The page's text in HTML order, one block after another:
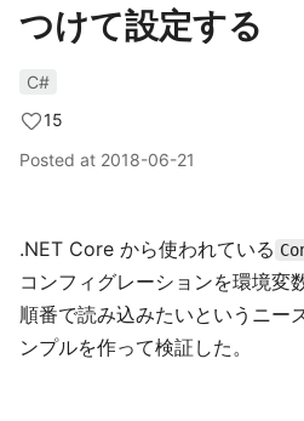
つけて設定する
C#
15
Posted at 2018-06-21
.NET Core から使われている
コンフィグレーションを環境変数
順番で読み込みたいというニー
ンプルを作って検証した。